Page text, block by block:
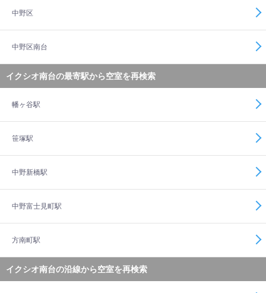
中野区
中野区南台
イクシオ南台の最寄駅から空室を再検索
幡ヶ谷駅
笹塚駅
中野新橋駅
中野富士見町駅
方南町駅
イクシオ南台の沿線から空室を再検索